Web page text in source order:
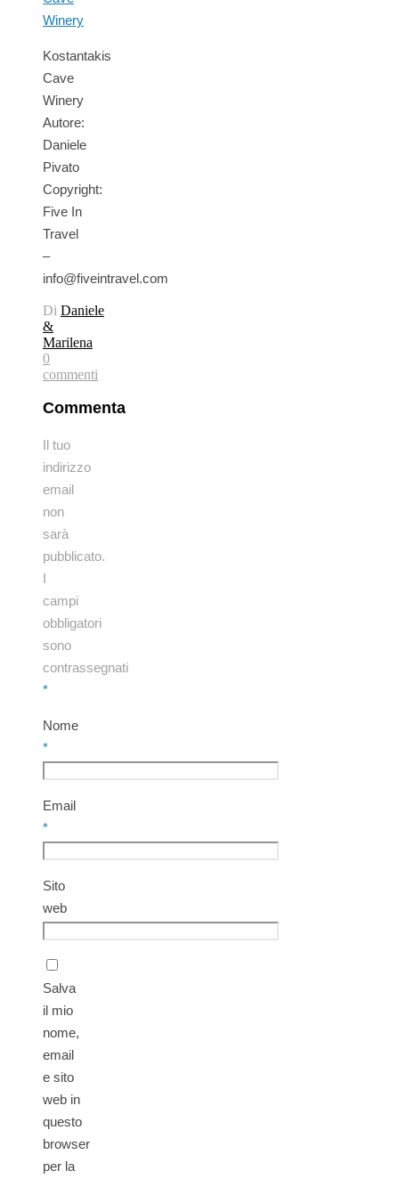
Kostantakis
Cave
Winery
Autore:
Daniele
Pivato
Copyright:
Five In
Travel
–
info@fiveintravel.com
Di Daniele
&
Marilena
0
commenti
Commenta
Il tuo
indirizzo
email
non
sarà
pubblicato.
I
campi
obbligatori
sono
contrassegnati
*
Nome
*
Email
*
Sito
web
Salva
il mio
nome,
email
e sito
web in
questo
browser
per la